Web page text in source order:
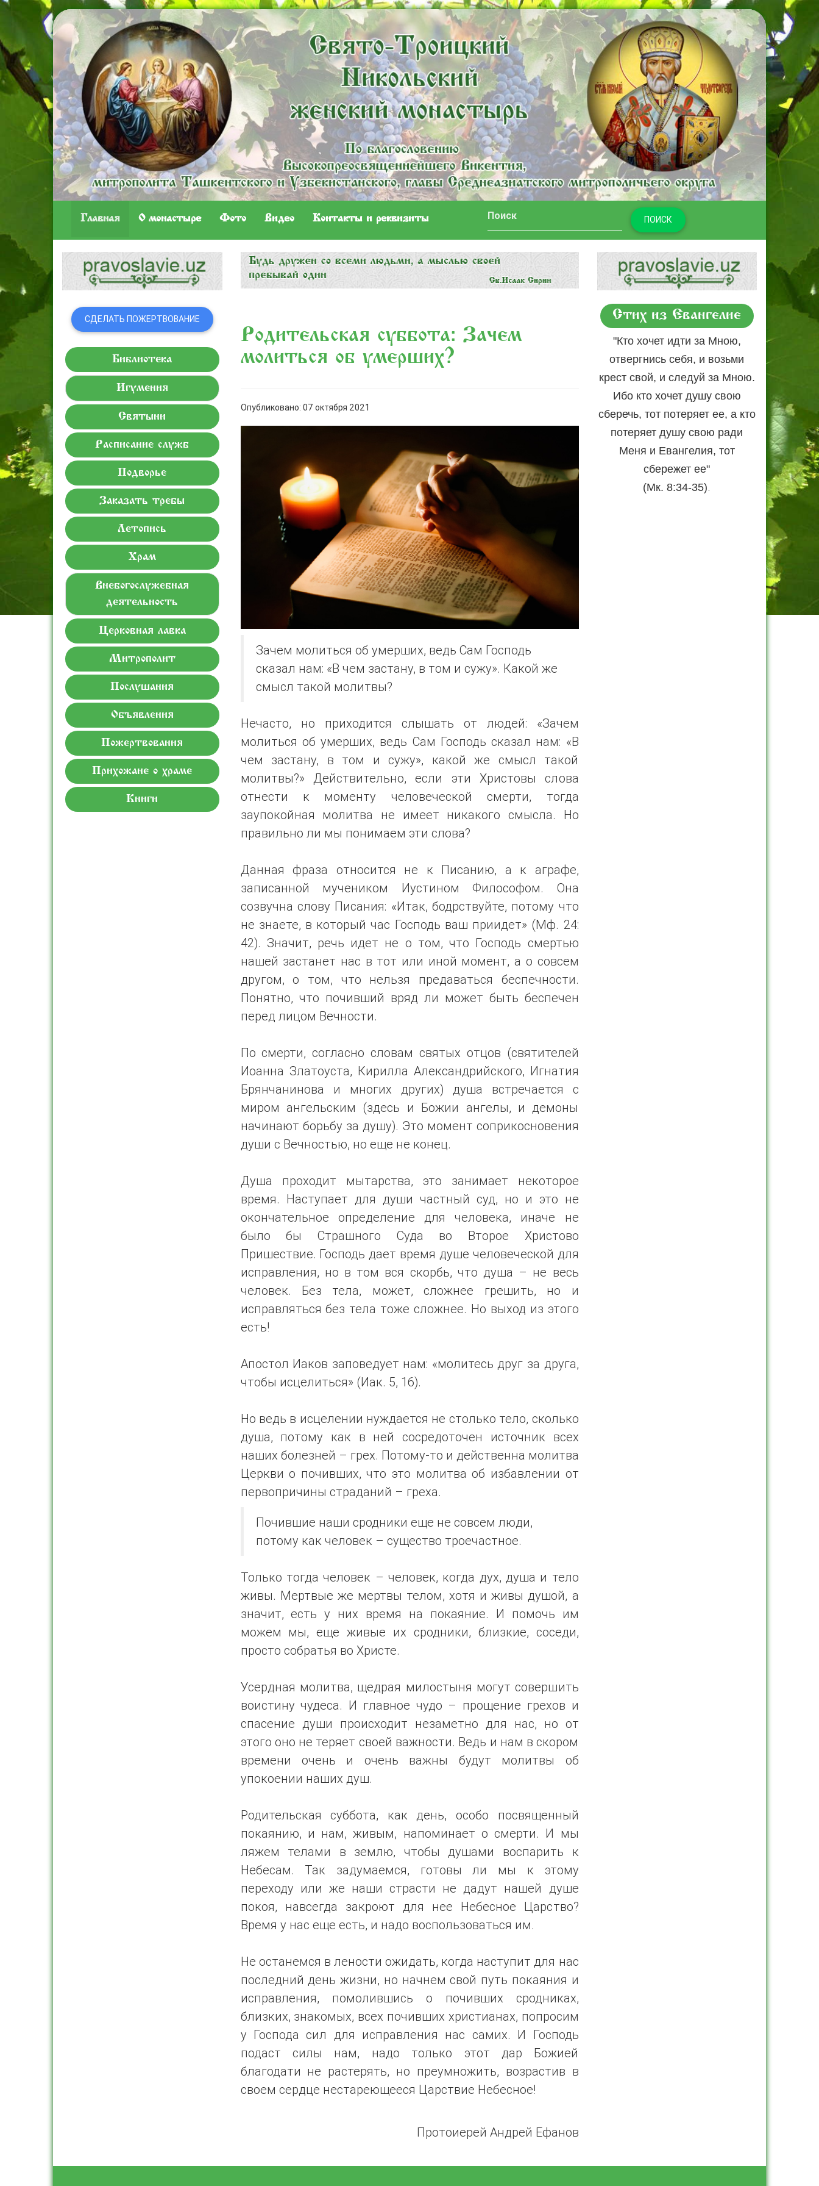
Главная O монастыре Фото Видео Контакты и реквизиты ПОИСК
СДЕЛАТЬ ПОЖЕРТВОВАНИЕ
Библиотека
Игумения
Святыни
Расписание служб
Подворье
Заказать требы
Летопись
Храм
Внебогослужебная
деятельность
Церковная лавка
Митрополит
Послушания
Объявления
Пожертвования
Прихожане о храме
Книги
Родительская суббота: Зачем
молиться об умерших?
Опубликовано: 07 октября 2021
Зачем молиться об умерших, ведь Сам Господь
сказал нам: «В чем застану, в том и сужу». Какой же
смысл такой молитвы?
Нечасто, но приходится слышать от людей: «Зачем
молиться об умерших, ведь Сам Господь сказал нам: «В
чем застану, в том и сужу», какой же смысл такой
молитвы?» Действительно, если эти Христовы слова
отнести к моменту человеческой смерти, тогда
заупокойная молитва не имеет никакого смысла. Но
правильно ли мы понимаем эти слова?
Данная фраза относится не к Писанию, а к аграфе,
записанной мучеником Иустином Философом. Она
созвучна слову Писания: «Итак, бодрствуйте, потому что
не знаете, в который час Господь ваш приидет» (Мф. 24:
42). Значит, речь идет не о том, что Господь смертью
нашей застанет нас в тот или иной момент, а о совсем
другом, о том, что нельзя предаваться беспечности.
Понятно, что почивший вряд ли может быть беспечен
перед лицом Вечности.
По смерти, согласно словам святых отцов (святителей
Иоанна Златоуста, Кирилла Александрийского, Игнатия
Брянчанинова и многих других) душа встречается с
миром ангельским (здесь и Божии ангелы, и демоны
начинают борьбу за душу). Это момент соприкосновения
души с Вечностью, но еще не конец.
Душа проходит мытарства, это занимает некоторое
время. Наступает для души частный суд, но и это не
окончательное определение для человека, иначе не
было бы Страшного Суда во Второе Христово
Пришествие. Господь дает время душе человеческой для
исправления, но в том вся скорбь, что душа – не весь
человек. Без тела, может, сложнее грешить, но и
исправляться без тела тоже сложнее. Но выход из этого
есть!
Апостол Иаков заповедует нам: «молитесь друг за друга,
чтобы исцелиться» (Иак. 5, 16).
Но ведь в исцелении нуждается не столько тело, сколько
душа, потому как в ней сосредоточен источник всех
наших болезней – грех. Потому-то и действенна молитва
Церкви о почивших, что это молитва об избавлении от
первопричины страданий – греха.
Почившие наши сродники еще не совсем люди,
потому как человек – существо троечастное.
Только тогда человек – человек, когда дух, душа и тело
живы. Мертвые же мертвы телом, хотя и живы душой, а
значит, есть у них время на покаяние. И помочь им
можем мы, еще живые их сродники, близкие, соседи,
просто собратья во Христе.
Усердная молитва, щедрая милостыня могут совершить
воистину чудеса. И главное чудо – прощение грехов и
спасение души происходит незаметно для нас, но от
этого оно не теряет своей важности. Ведь и нам в скором
времени очень и очень важны будут молитвы об
упокоении наших душ.
Родительская суббота, как день, особо посвященный
покаянию, и нам, живым, напоминает о смерти. И мы
ляжем телами в землю, чтобы душами воспарить к
Небесам. Так задумаемся, готовы ли мы к этому
переходу или же наши страсти не дадут нашей душе
покоя, навсегда закроют для нее Небесное Царство?
Время у нас еще есть, и надо воспользоваться им.
Не останемся в лености ожидать, когда наступит для нас
последний день жизни, но начнем свой путь покаяния и
исправления, помолившись о почивших сродниках,
близких, знакомых, всех почивших христианах, попросим
у Господа сил для исправления нас самих. И Господь
подаст силы нам, надо только этот дар Божией
благодати не растерять, но преумножить, возрастив в
своем сердце нестареющееся Царствие Небесное!
Протоиерей Андрей Ефанов
Стих из Евангелие
"Кто хочет идти за Мною,
отвергнись себя, и возьми
крест свой, и следуй за Мною.
Ибо кто хочет душу свою
сберечь, тот потеряет ее, а кто
потеряет душу свою ради
Меня и Евангелия, тот
сбережет ее"
(Мк. 8:34-35).